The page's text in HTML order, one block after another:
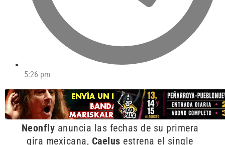
5:26 pm
Neonfly anuncia las fechas de su primera
gira mexicana, Caelus estrena el single